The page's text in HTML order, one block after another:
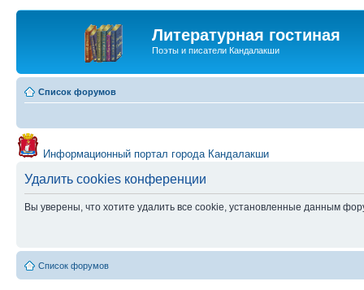
Литературная гостиная
Поэты и писатели Кандалакши
Список форумов
Информационный портал города Кандалакши
Удалить cookies конференции
Вы уверены, что хотите удалить все cookie, установленные данным
Список форумов